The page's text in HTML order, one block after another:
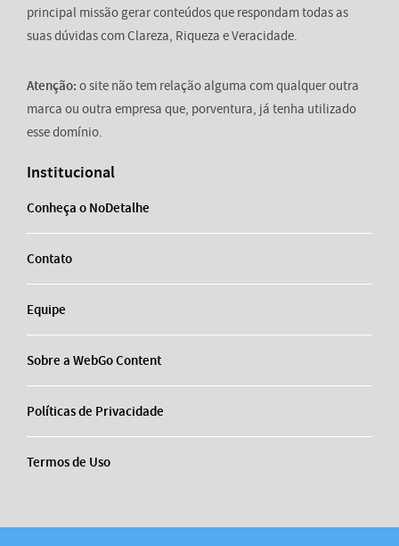
principal missão gerar conteúdos que respondam todas as
suas dúvidas com Clareza, Riqueza e Veracidade.
Atenção: o site não tem relação alguma com qualquer outra
marca ou outra empresa que, porventura, já tenha utilizado
esse domínio.
Institucional
Conheça o NoDetalhe
Contato
Equipe
Sobre a WebGo Content
Políticas de Privacidade
Termos de Uso